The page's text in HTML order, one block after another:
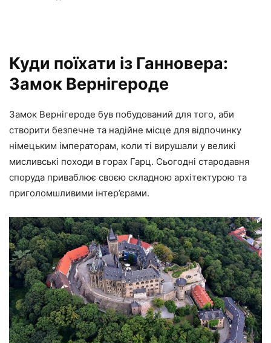
Куди поїхати із Ганновера:
Замок Вернігероде
Замок Вернігероде був побудований для того, аби
створити безпечне та надійне місце для відпочинку
німецьким імператорам, коли ті вирушали у великі
мисливські походи в горах Гарц. Сьогодні стародавня
споруда приваблює своєю складною архітектурою та
приголомшливими інтер’єрами.